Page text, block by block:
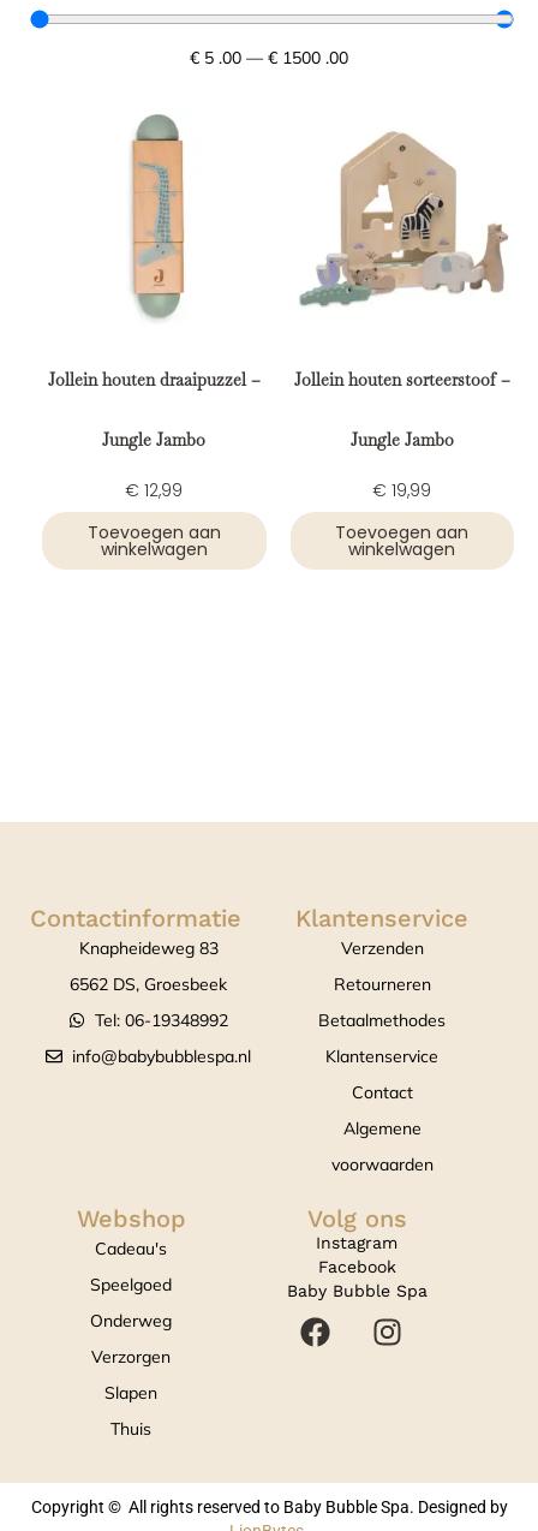
€ 5 .00 — € 1500 .00
Jollein houten draaipuzzel –
Jungle Jambo
€ 12,99
Toevoegen aan
winkelwagen
Jollein houten sorteerstoof –
Jungle Jambo
€ 19,99
Toevoegen aan
winkelwagen
Contactinformatie
Knapheideweg 83
6562 DS, Groesbeek
Tel: 06-19348992
info@babybubblespa.nl
Klantenservice
Verzenden
Retourneren
Betaalmethodes
Klantenservice
Contact
Algemene
voorwaarden
Webshop
Cadeau's
Speelgoed
Onderweg
Verzorgen
Slapen
Thuis
Volg ons
Instagram
Facebook
Baby Bubble Spa
Copyright © All rights reserved to Baby Bubble Spa. Designed by